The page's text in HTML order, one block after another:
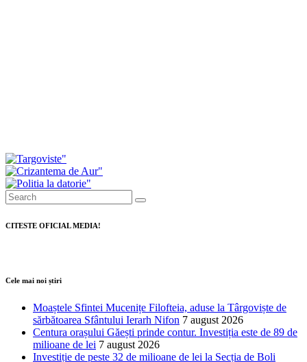
CITESTE OFICIAL MEDIA!
Cele mai noi știri
Moaștele Sfintei Mucenițe Filofteia, aduse la Târgoviște de
sărbătoarea Sfântului Ierarh Nifon 7 august 2026
Centura orașului Găești prinde contur. Investiția este de 89 de
milioane de lei 7 august 2026
Investiție de peste 32 de milioane de lei la Secția de Boli